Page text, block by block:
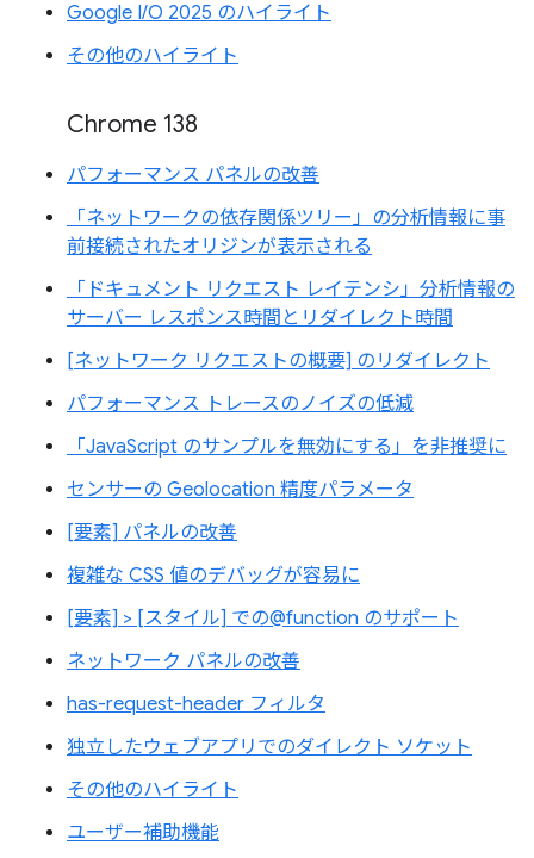
Google I/O 2025 のハイライト
その他のハイライト
Chrome 138
パフォーマンス パネルの改善
「ネットワークの依存関係ツリー」の分析情報に事
前接続されたオリジンが表示される
「ドキュメント リクエスト レイテンシ」分析情報の
サーバー レスポンス時間とリダイレクト時間
[ネットワーク リクエストの概要] のリダイレクト
パフォーマンス トレースのノイズの低減
「JavaScript のサンプルを無効にする」を非推奨に
センサーの Geolocation 精度パラメータ
[要素] パネルの改善
複雑な CSS 値のデバッグが容易に
[要素] > [スタイル] での@function のサポート
ネットワーク パネルの改善
has-request-header フィルタ
独立したウェブアプリでのダイレクト ソケット
その他のハイライト
ユーザー補助機能